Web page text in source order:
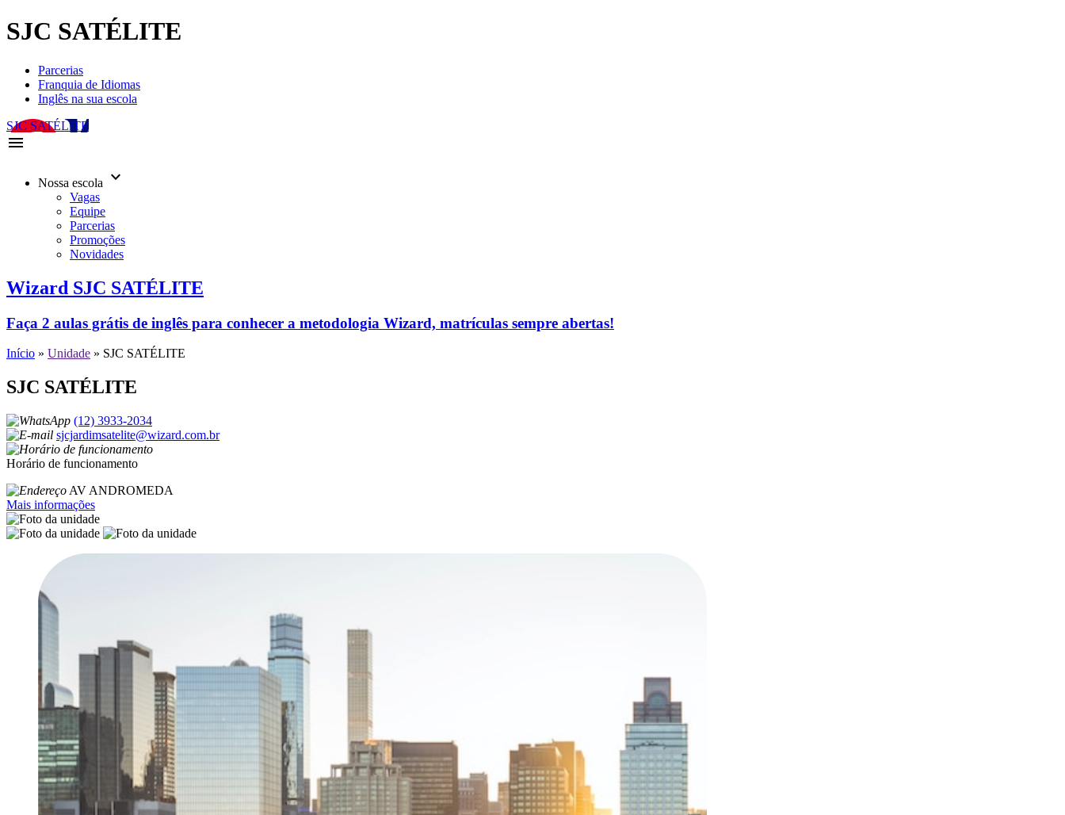
SJC SATÉLITE
Parcerias
Franquia de Idiomas
Inglês na sua escola
SJC SATÉLITE
menu
Nossa escola keyboard_arrow_down
Vagas
Equipe
Parcerias
Promoções
Novidades
Wizard SJC SATÉLITE
Faça 2 aulas grátis de inglês para conhecer a metodologia Wizard, matrículas sempre abertas!
Início » Unidade » SJC SATÉLITE
SJC SATÉLITE
(12) 3933-2034
sjcjardimsatelite@wizard.com.br
Horário de funcionamento
AV ANDROMEDA
Mais informações